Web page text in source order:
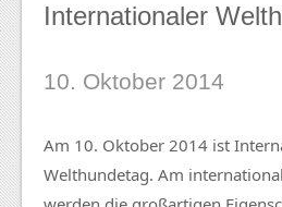
Internationaler
10. Oktober 2014
Am 10. Oktober 2014 ist
Welthundetag. Am